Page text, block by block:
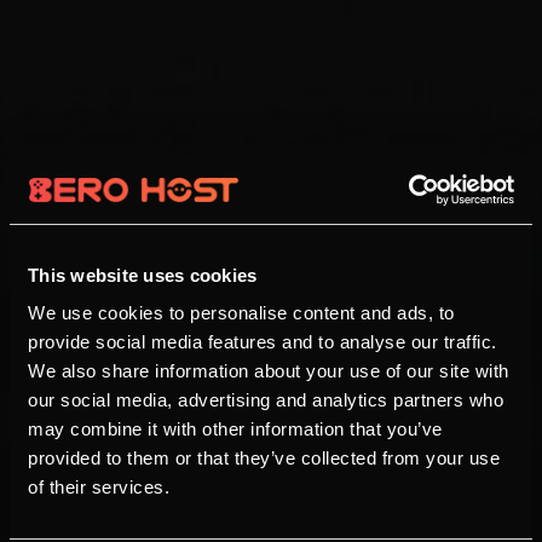
This website uses cookies
We use cookies to personalise content and ads, to
provide social media features and to analyse our traffic.
We also share information about your use of our site with
our social media, advertising and analytics partners who
may combine it with other information that you’ve
provided to them or that they’ve collected from your use
of their services.